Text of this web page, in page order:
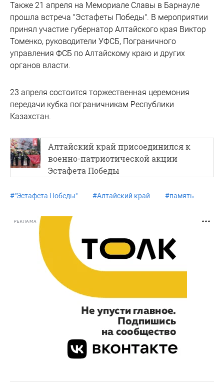
Также 21 апреля на Мемориале Славы в Барнауле
прошла встреча "Эстафеты Победы". В мероприятии
принял участие губернатор Алтайского края Виктор
Томенко, руководители УФСБ, Пограничного
управления ФСБ по Алтайскому краю и других
органов власти.
23 апреля состоится торжественная церемония
передачи кубка пограничникам Республики
Казахстан.
Алтайский край присоединился к
военно-патриотической акции
Эстафета Победы
#"Эстафета Победы" #Алтайский край #память
РЕКЛАМА